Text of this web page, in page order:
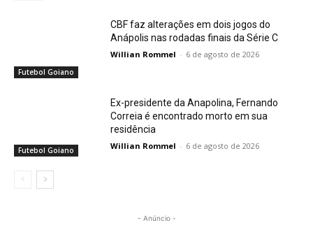
Futebol Goiano
CBF faz alterações em dois jogos do
Anápolis nas rodadas finais da Série C
Willian Rommel - 6 de agosto de 2026
Futebol Goiano
Ex-presidente da Anapolina, Fernando
Correia é encontrado morto em sua
residência
Willian Rommel - 6 de agosto de 2026
- Anúncio -